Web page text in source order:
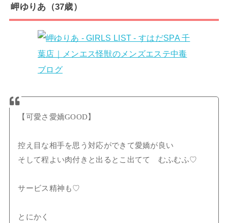
岬ゆりあ（37歳）
【可愛さ愛嬌GOOD】
控え目な相手を思う対応ができて愛嬌が良い
そして程よい肉付きと出るとこ出てて むふむふ♡
サービス精神も♡
とにかく